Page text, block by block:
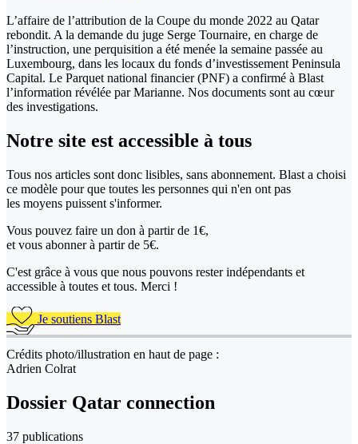
L’affaire de l’attribution de la Coupe du monde 2022 au Qatar
rebondit. A la demande du juge Serge Tournaire, en charge de
l’instruction, une perquisition a été menée la semaine passée au
Luxembourg, dans les locaux du fonds d’investissement Peninsula
Capital. Le Parquet national financier (PNF) a confirmé à Blast
l’information révélée par Marianne. Nos documents sont au cœur
des investigations.
Notre site est accessible à tous
Tous nos articles sont donc lisibles, sans abonnement. Blast a choisi
ce modèle pour que toutes les personnes qui n'en ont pas
les moyens puissent s'informer.
Vous pouvez faire un don à partir de 1€,
et vous abonner à partir de 5€.
C'est grâce à vous que nous pouvons rester indépendants et
accessible à toutes et tous. Merci !
Je soutiens Blast
Crédits photo/illustration en haut de page :
Adrien Colrat
Dossier Qatar connection
37 publications